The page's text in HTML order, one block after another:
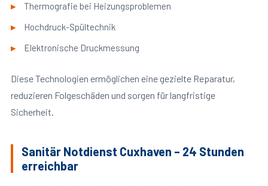
Thermografie bei Heizungsproblemen
Hochdruck-Spültechnik
Elektronische Druckmessung
Diese Technologien ermöglichen eine gezielte Reparatur,
reduzieren Folgeschäden und sorgen für langfristige
Sicherheit.
Sanitär Notdienst Cuxhaven – 24 Stunden
erreichbar